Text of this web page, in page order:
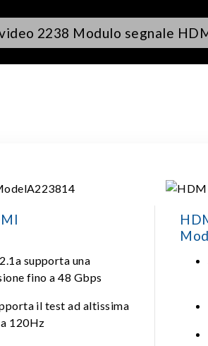
2238 Modulo segnale
supporta una
fino a 48 Gbps
il test ad altissima
120Hz